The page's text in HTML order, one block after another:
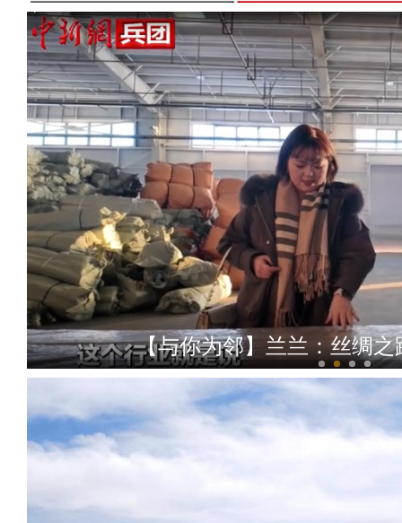
【与你为邻】兰兰：丝绸之